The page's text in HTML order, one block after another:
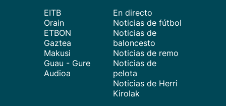
EITB
Orain
ETBON
Gaztea
Makusi
Guau - Gure
Audioa
En directo
Noticias de fútbol
Noticias de
baloncesto
Noticias de remo
Noticias de
pelota
Noticias de Herri
Kirolak